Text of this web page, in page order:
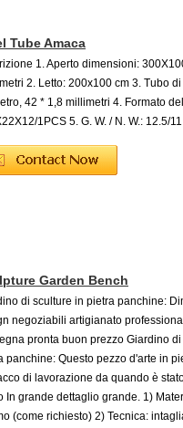
Tube Amaca
1. Aperto dimensioni:
2. Letto: 200x100 cm 3. Tubo
42 * 1,8 millimetri 4. Formato
1PCS 5. G. W. / N. W.: 12.5/
Garden Bench
di sculture in pietra panchine:
negoziabili artigianato
pronta buon prezzo Giardino
panchine: Questo pezzo d'arte in
di lavorazione da quando è
In grande dettaglio grande. 1)
(come richiesto) 2) Tecnica: